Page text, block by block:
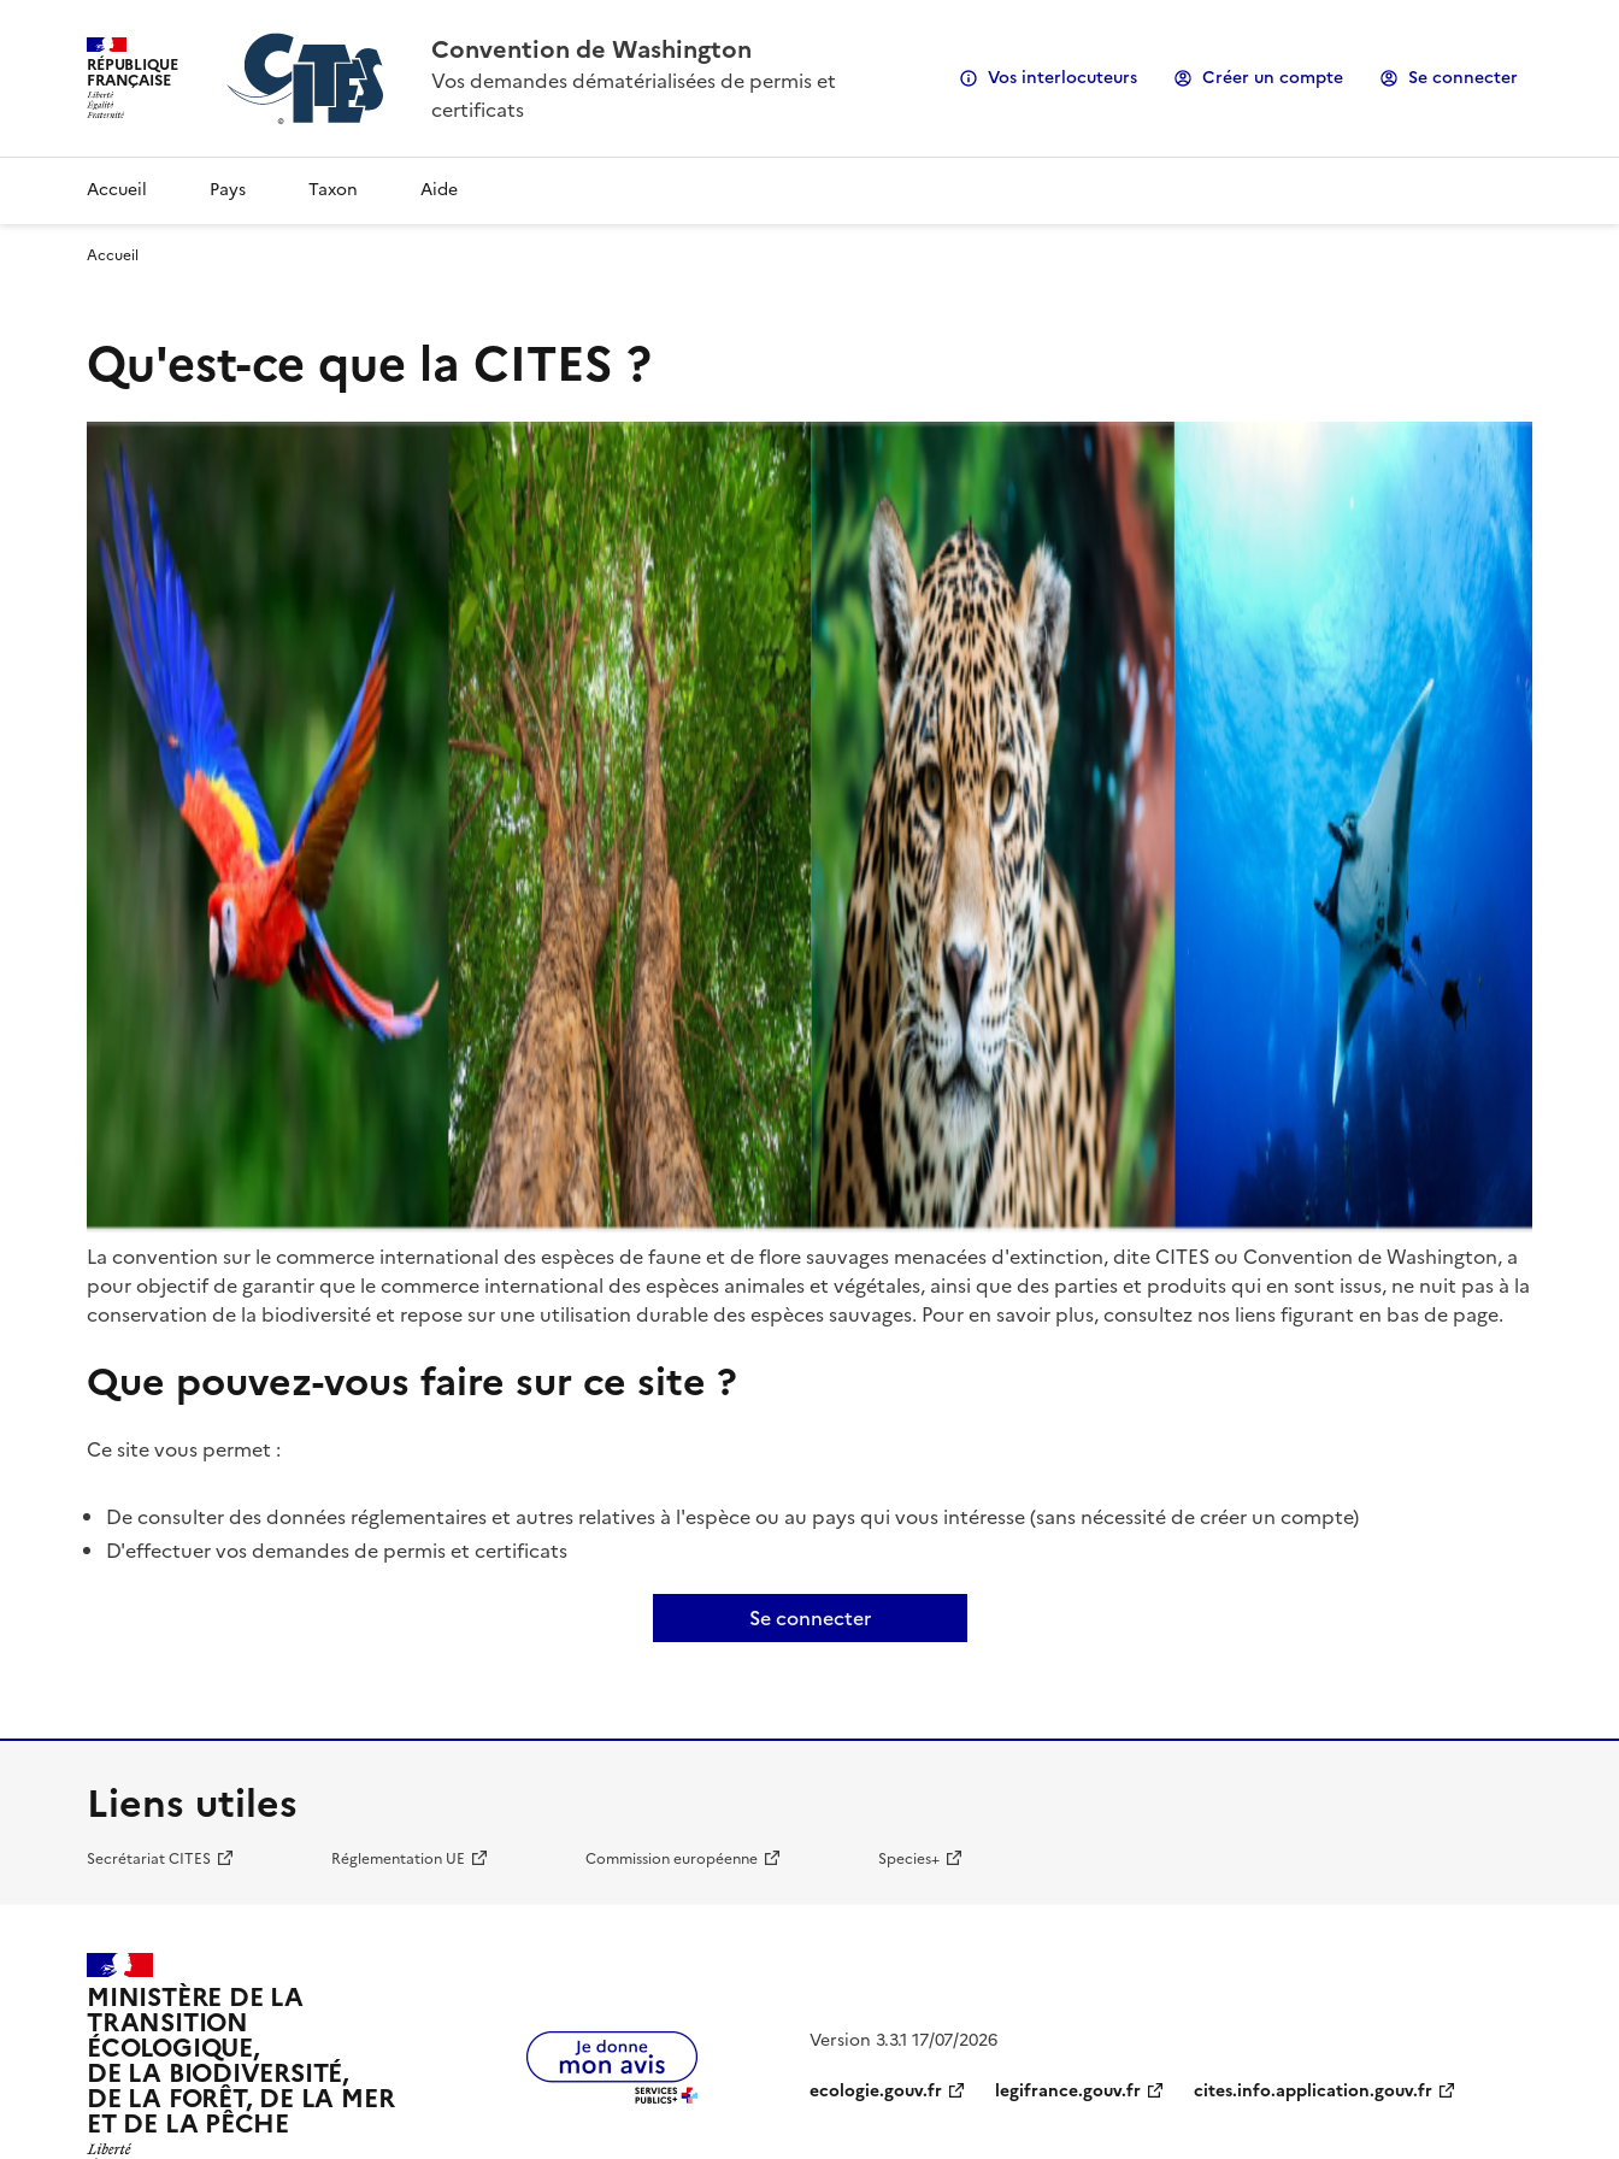
RÉPUBLIQUE
FRANÇAISE
Convention de Washington
Vos demandes dématérialisées de permis et
certificats
Vos interlocuteurs Créer un compte Se connecter
Accueil Pays Taxon Aide
Accueil
Qu'est-ce que la CITES ?
La convention sur le commerce international des espèces de faune et de flore sauvages menacées d'extinction, dite CITES ou Convention de Washington, a
pour objectif de garantir que le commerce international des espèces animales et végétales, ainsi que des parties et produits qui en sont issus, ne nuit pas à la
conservation de la biodiversité et repose sur une utilisation durable des espèces sauvages. Pour en savoir plus, consultez nos liens figurant en bas de page.
Que pouvez-vous faire sur ce site ?
Ce site vous permet :
De consulter des données réglementaires et autres relatives à l'espèce ou au pays qui vous intéresse (sans nécessité de créer un compte)
D'effectuer vos demandes de permis et certificats
Se connecter
Liens utiles
Secrétariat CITES Réglementation UE Commission européenne Species+
MINISTÈRE DE LA
TRANSITION
ÉCOLOGIQUE,
DE LA BIODIVERSITÉ,
DE LA FORÊT, DE LA MER
ET DE LA PÊCHE
Version 3.3.1 17/07/2026
ecologie.gouv.fr
legifrance.gouv.fr cites.info.application.gouv.fr